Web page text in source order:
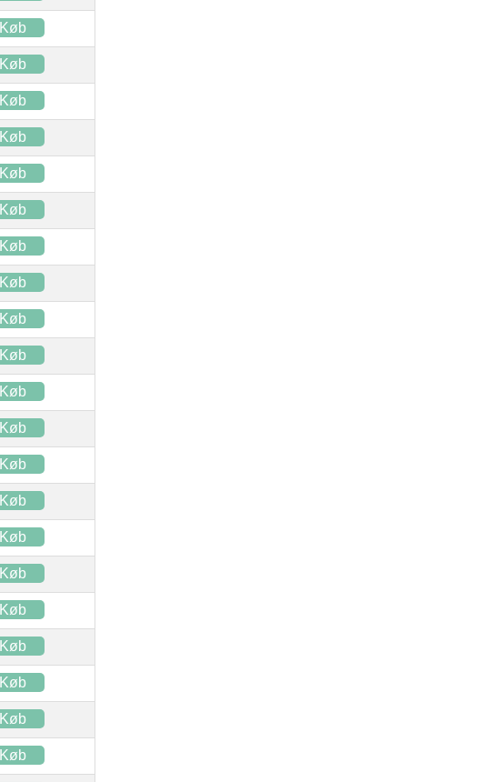
Køb
Køb
Køb
Køb
Køb
Køb
Køb
Køb
Køb
Køb
Køb
Køb
Køb
Køb
Køb
Køb
Køb
Køb
Køb
Køb
Køb